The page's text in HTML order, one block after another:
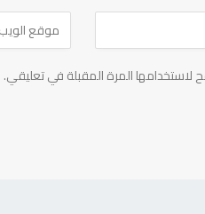
المرة المقبلة في تعليقي.